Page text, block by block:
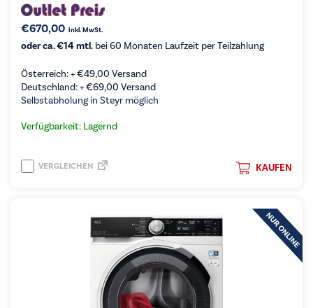
€670,00 inkl. MwSt.
oder ca. €14 mtl. bei 60 Monaten Laufzeit per Teilzahlung
Österreich: +€49,00 Versand
Deutschland: +€69,00 Versand
Selbstabholung in Steyr möglich
Verfügbarkeit: Lagernd
KAUFEN
VERGLEICHEN